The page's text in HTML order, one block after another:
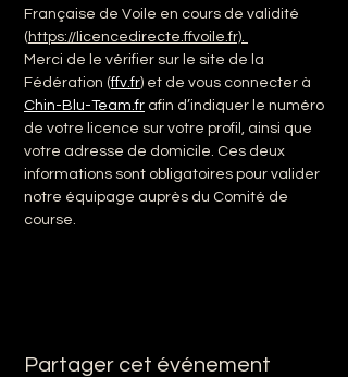
Française de Voile en cours de validité
(https://licencedirecte.ffvoile.fr).
Merci de le vérifier sur le site de la
Fédération (ffv.fr) et de vous connecter à
Chin-Blu-Team.fr afin d’indiquer le numéro
de votre licence sur votre profil, ainsi que
votre adresse de domicile. Ces deux
informations sont obligatoires pour valider
notre équipage auprès du Comité de
course.
Partager cet événement